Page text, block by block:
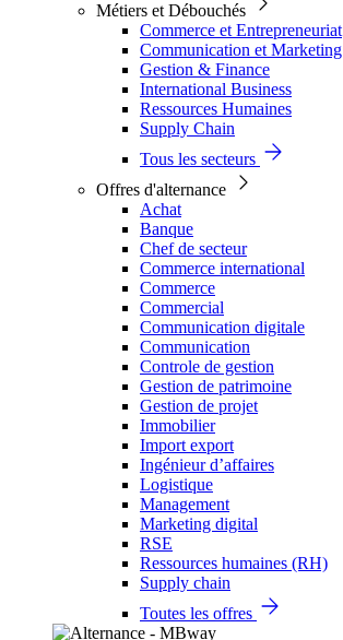
Métiers et Débouchés
Commerce et Entrepreneuriat
Communication et Marketing
Gestion & Finance
International Business
Ressources Humaines
Supply Chain
Tous les secteurs
Offres d'alternance
Achat
Banque
Chef de secteur
Commerce international
Commerce
Commercial
Communication digitale
Communication
Controle de gestion
Gestion de patrimoine
Gestion de projet
Immobilier
Import export
Ingénieur d’affaires
Logistique
Management
Marketing digital
RSE
Ressources humaines (RH)
Supply chain
Toutes les offres